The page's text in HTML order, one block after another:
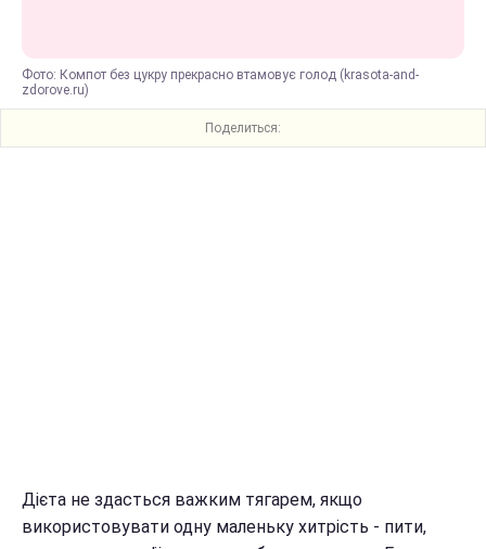
Фото: Компот без цукру прекрасно втамовує голод (krasota-and-
zdorove.ru)
Поделиться:
Дієта не здасться важким тягарем, якщо
використовувати одну маленьку хитрість - пити,